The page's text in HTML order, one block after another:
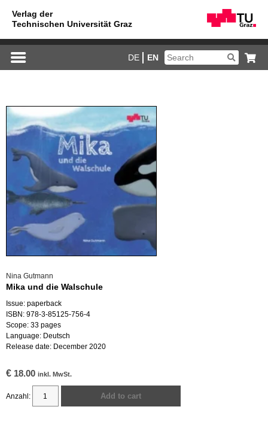
DE EN
Nina Gutmann
Mika und die Walschule
Issue: paperback
ISBN: 978-3-85125-756-4
Scope: 33 pages
Language: Deutsch
Release date: December 2020
€ 18.00 inkl. MwSt.
Add to cart